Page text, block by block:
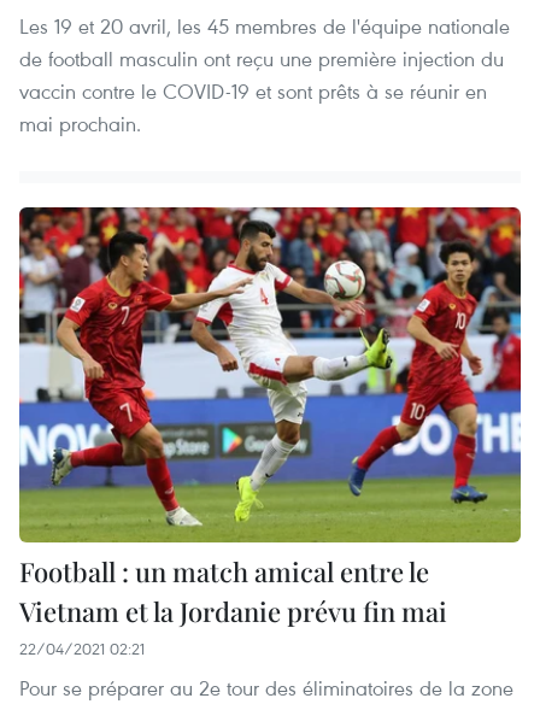
Les 19 et 20 avril, les 45 membres de l'équipe nationale
de football masculin ont reçu une première injection du
vaccin contre le COVID-19 et sont prêts à se réunir en
mai prochain.
Football : un match amical entre le
Vietnam et la Jordanie prévu fin mai
22/04/2021 02:21
Pour se préparer au 2e tour des éliminatoires de la zone